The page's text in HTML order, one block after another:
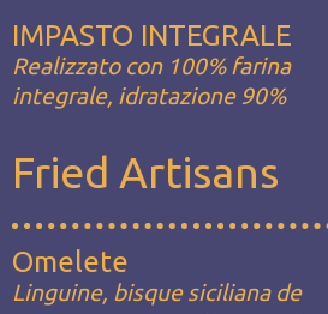
IMPASTO INTEGRALE
Realizzato con 100% farina
integrale, idratazione 90%
Fried Artisans
Omelete
Linguine, bisque siciliana de